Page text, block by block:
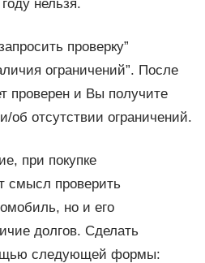
нельзя.
проверку”
ограничений”. После
проверен и Вы получите
отсутствии ограничений.
при покупке
смысл проверить
но и его
долгов. Сделать
следующей формы: